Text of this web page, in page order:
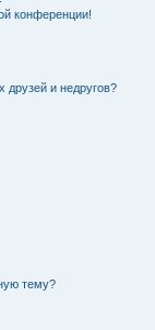
конференции!
друзей и недругов?
тему?